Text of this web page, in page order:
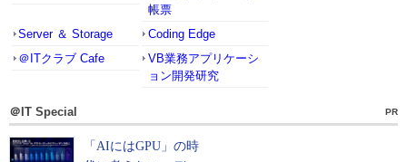
帳票
Server ＆ Storage
Coding Edge
＠ITクラブ Cafe
VB業務アプリケーシ
ョン開発研究
＠IT Special PR